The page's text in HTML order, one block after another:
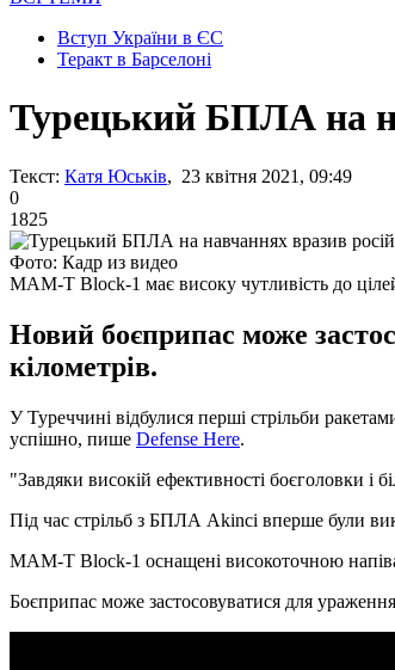
Вступ України в ЄС
Теракт в Барселоні
Турецький БПЛА на
Текст: Катя Юськів, 23 квітня 2021, 09:49
0
1825
Фото: Кадр из видео
MAM-T Block-1 має високу чутливість до
Новий боєприпас може
кілометрів.
У Туреччині відбулися перші стрільби
успішно, пише Defense Here.
"Завдяки високій ефективності боєголовки і
Під час стрільб з БПЛА Akinci вперше були
MAM-T Block-1 оснащені високоточною
Боєприпас може застосовуватися для